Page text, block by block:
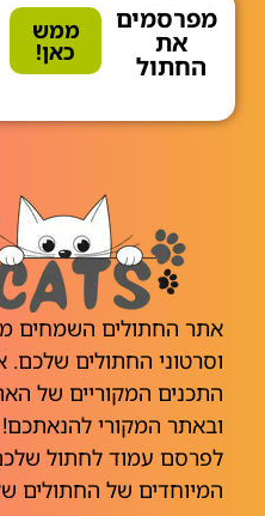
מפרסמים
את
החתול
ממש
כאן!
אתר החתולים השמחים
וסרטוני החתולים שלכם.
התכנים המקוריים של
ובאתר המקורי
לפרסם עמוד לחתול
המיוחדים של החתולים